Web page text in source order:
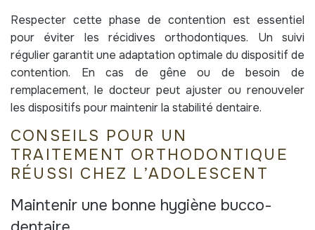
Respecter cette phase de contention est essentiel
pour éviter les récidives orthodontiques. Un suivi
régulier garantit une adaptation optimale du dispositif de
contention. En cas de gêne ou de besoin de
remplacement, le docteur peut ajuster ou renouveler
les dispositifs pour maintenir la stabilité dentaire.
CONSEILS POUR UN
TRAITEMENT ORTHODONTIQUE
RÉUSSI CHEZ L’ADOLESCENT
Maintenir une bonne hygiène bucco-